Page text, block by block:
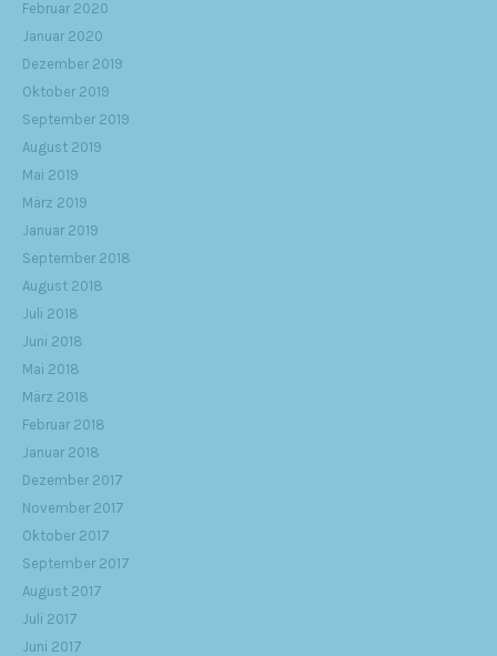
Februar 2020
Januar 2020
Dezember 2019
Oktober 2019
September 2019
August 2019
Mai 2019
März 2019
Januar 2019
September 2018
August 2018
Juli 2018
Juni 2018
Mai 2018
März 2018
Februar 2018
Januar 2018
Dezember 2017
November 2017
Oktober 2017
September 2017
August 2017
Juli 2017
Juni 2017